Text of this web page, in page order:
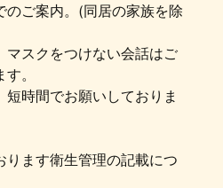
ご案内。(同居の家族を除
スクをつけない会話はご
。
時間でお願いしておりま
ります衛生管理の記載につ